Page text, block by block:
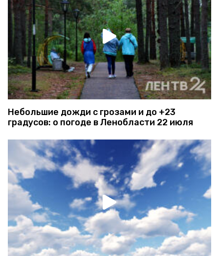
Небольшие дожди с грозами и до +23
градусов: о погоде в Ленобласти 22 июля